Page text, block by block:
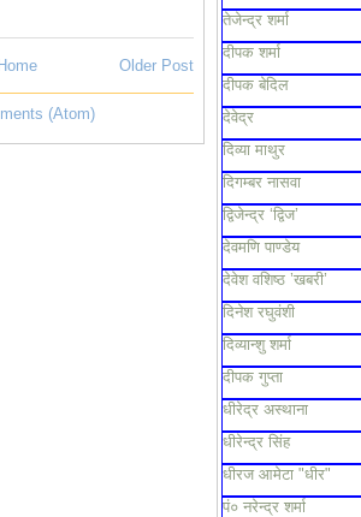
Older Post
Home
(Atom)
तेजेन्द्र शर्मा
दीपक शर्मा
दीपक बेदिल
देवेद्र
दिव्या माथुर
दिगम्बर नासवा
द्विजेन्द्र ‘द्विज’
देवमणि पाण्डेय
देवेश वशिष्ठ ’खबरी’
दिनेश रघुवंशी
दिव्यान्शु शर्मा
दीपक गुप्ता
धीरेद्र अस्थाना
धीरेन्द्र सिंह
धीरज आमेटा "धीर"
पं० नरेन्द्र शर्मा